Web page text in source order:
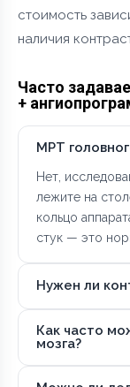
стоимость
наличия
Часто
+
МРТ
Нет,
лежите на
кольцо
стук — это
Нужен ли
Как часто
мозга?